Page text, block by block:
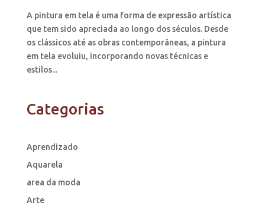
A pintura em tela é uma forma de expressão artística
que tem sido apreciada ao longo dos séculos. Desde
os clássicos até as obras contemporâneas, a pintura
em tela evoluiu, incorporando novas técnicas e
estilos...
Categorias
Aprendizado
Aquarela
area da moda
Arte